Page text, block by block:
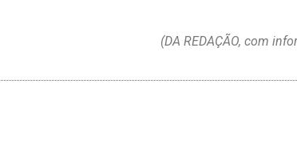
(DA REDAÇÃO, com